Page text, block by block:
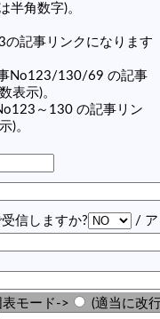
半角数字)。
記事リンクになります
No123/130/69 の記事
表示)。
～130 の記事リン
)。
信しますか?
/ ア
モード-> (適当に改